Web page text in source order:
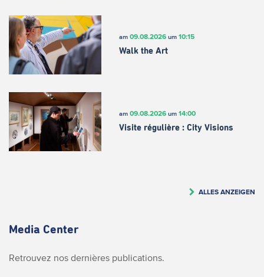
am 09.08.2026um 10:15
Walk the Art
am 09.08.2026um 14:00
Visite régulière : City Visions
ALLES ANZEIGEN
Media Center
Retrouvez nos dernières publications.